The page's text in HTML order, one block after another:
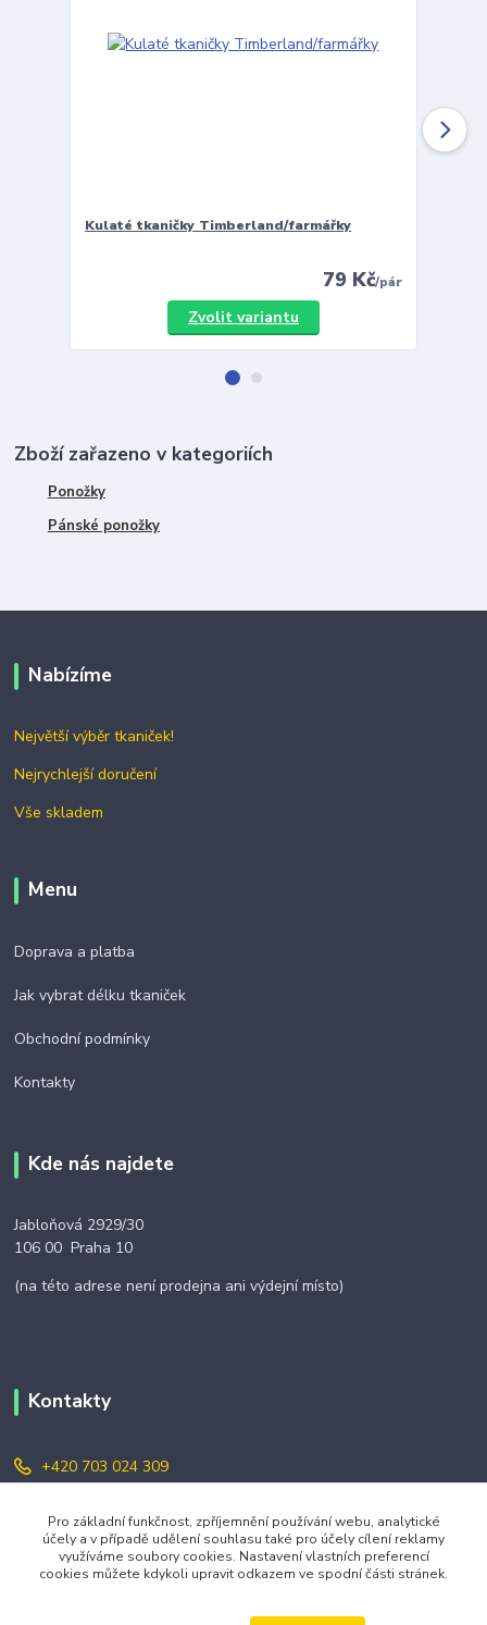
Kulaté tkaničky Timberland/farmářky
79 Kč/pár
Zvolit variantu
Zboží zařazeno v kategoriích
Ponožky
Pánské ponožky
Nabízíme
Největší výběr tkaniček!
Nejrychlejší doručení
Vše skladem
Menu
Doprava a platba
Jak vybrat délku tkaniček
Obchodní podmínky
Kontakty
Kde nás najdete
Jabloňová 2929/30
106 00 Praha 10
(na této adrese není prodejna ani výdejní místo)
Kontakty
+420 703 024 309
objednavky@zavazuj.cz
Pro základní funkčnost, zpříjemnění používání webu, analytické
účely a v případě udělení souhlasu také pro účely cílení reklamy
využíváme soubory cookies. Nastavení vlastních preferencí
cookies můžete kdykoli upravit odkazem ve spodní části stránek.